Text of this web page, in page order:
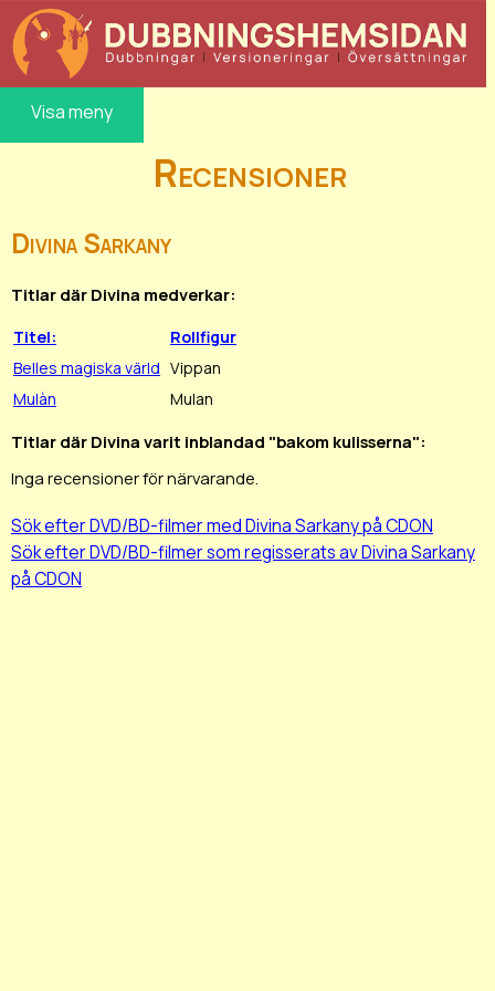
Visa meny
Recensioner
Divina Sarkany
Titlar där Divina medverkar:
Titel:
Rollfigur
Belles magiska värld Vippan
Mulàn
Mulan
Titlar där Divina varit inblandad "bakom kulisserna":
Inga recensioner för närvarande.
Sök efter DVD/BD-filmer med Divina Sarkany på CDON
Sök efter DVD/BD-filmer som regisserats av Divina Sarkany
på CDON